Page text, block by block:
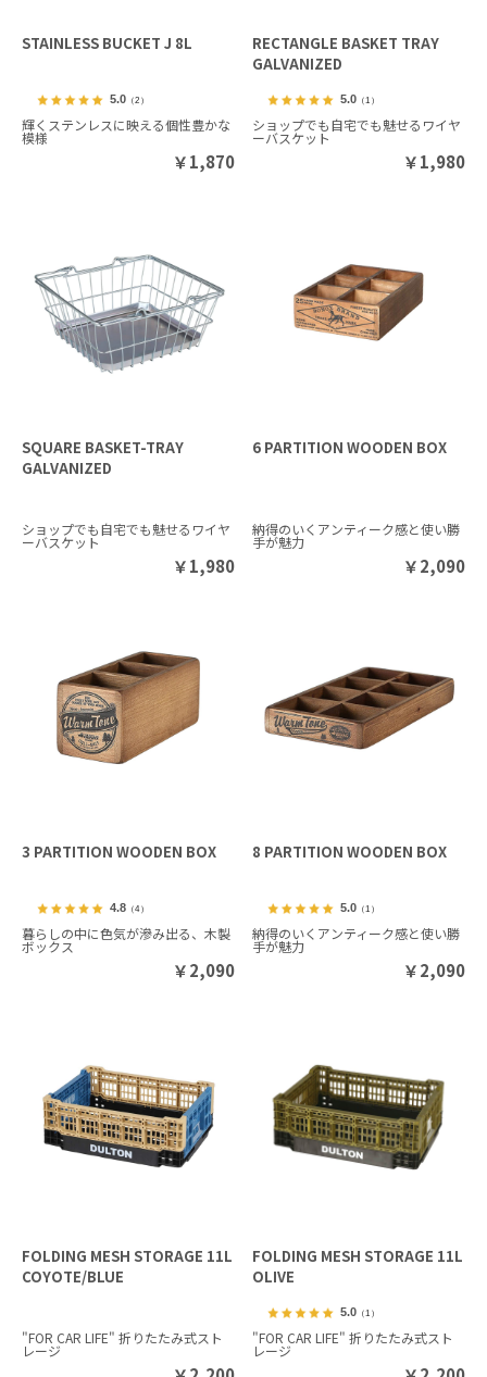
STAINLESS BUCKET J 8L
5.0（2）
輝くステンレスに映える個性豊かな
模様
￥1,870
RECTANGLE BASKET TRAY
GALVANIZED
5.0 （1）
ショップでも自宅でも魅せるワイヤ
ーバスケット
￥1,980
SQUARE BASKET-TRAY
GALVANIZED
ショップでも自宅でも魅せるワイヤ
ーバスケット
￥1,980
6 PARTITION WOODEN BOX
納得のいくアンティーク感と使い勝
手が魅力
￥2,090
3 PARTITION WOODEN BOX
4.8（4）
暮らしの中に色気が滲み出る、木製
ボックス
￥2,090
8 PARTITION WOODEN BOX
5.0 （1）
納得のいくアンティーク感と使い勝
手が魅力
￥2,090
FOLDING MESH STORAGE 11L
COYOTE/BLUE
"FOR CAR LIFE" 折りたたみ式スト
レージ
FOLDING MESH STORAGE 11L
OLIVE
5.0 （1）
"FOR CAR LIFE" 折りたたみ式スト
レージ